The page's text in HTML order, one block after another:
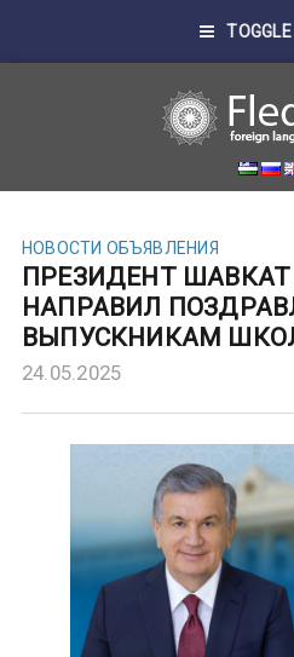
НОВОСТИ ОБЪЯВЛЕНИЯ
ПРЕЗИДЕНТ
НАПРАВИЛ
ВЫПУСКНИКАМ
24.05.2025